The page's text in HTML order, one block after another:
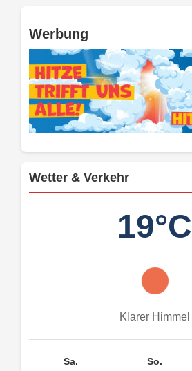
Werbung
Wetter & Verkehr
19°C
Klarer Himmel
Sa. So.